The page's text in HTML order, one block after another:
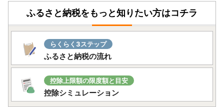
ふるさと納税をもっと知りたい方はコチラ
らくらく3ステップ
ふるさと納税の流れ
控除上限額の限度額と目安
控除シミュレーション